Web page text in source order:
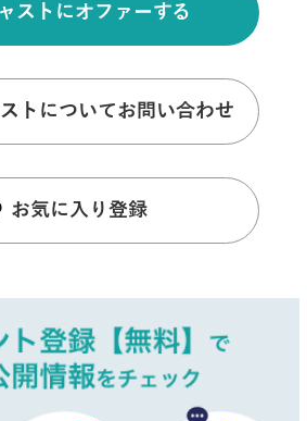
ストにオファーする
トについてお問い合わせ
お気に入り登録